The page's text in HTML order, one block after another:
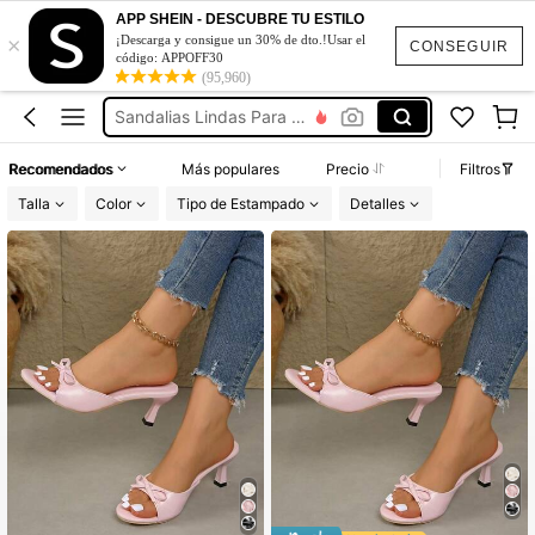
CONSEGUIR
×
APP SHEIN - DESCUBRE TU ESTILO
¡Descarga y consigue un 30% de dto.!Usar el
código: APPOFF30
(95,960)
Zapatos Elegantes De Mujer
Tacones Para Niñas
Zapatillas Elegantes De Mujer
Zapatos Elegantes De Mujer
Tacones Para Niñas
Recomendados Más populares Precio
Filtros
Talla
Color Tipo de Estampado Detalles